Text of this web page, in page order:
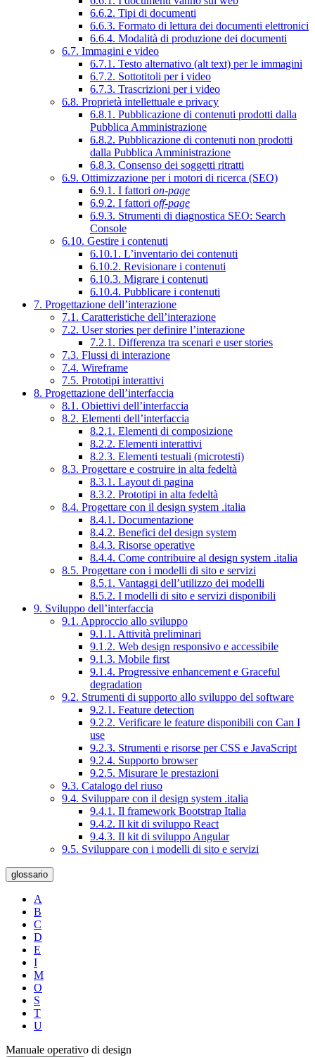
6.6.2. Tipi di documenti
6.6.3. Formato di lettura dei documenti elettronici
6.6.4. Modalità di produzione dei documenti
6.7. Immagini e video
6.7.1. Testo alternativo (alt text) per le immagini
6.7.2. Sottotitoli per i video
6.7.3. Trascrizioni per i video
6.8. Proprietà intellettuale e privacy
6.8.1. Pubblicazione di contenuti prodotti dalla
Pubblica Amministrazione
6.8.2. Pubblicazione di contenuti non prodotti
dalla Pubblica Amministrazione
6.8.3. Consenso dei soggetti ritratti
6.9. Ottimizzazione per i motori di ricerca (SEO)
6.9.1. I fattori on-page
6.9.2. I fattori off-page
6.9.3. Strumenti di diagnostica SEO: Search
Console
6.10. Gestire i contenuti
6.10.1. L’inventario dei contenuti
6.10.2. Revisionare i contenuti
6.10.3. Migrare i contenuti
6.10.4. Pubblicare i contenuti
7. Progettazione dell’interazione
7.1. Caratteristiche dell’interazione
7.2. User stories per definire l’interazione
7.2.1. Differenza tra scenari e user stories
7.3. Flussi di interazione
7.4. Wireframe
7.5. Prototipi interattivi
8. Progettazione dell’interfaccia
8.1. Obiettivi dell’interfaccia
8.2. Elementi dell’interfaccia
8.2.1. Elementi di composizione
8.2.2. Elementi interattivi
8.2.3. Elementi testuali (microtesti)
8.3. Progettare e costruire in alta fedeltà
8.3.1. Layout di pagina
8.3.2. Prototipi in alta fedeltà
8.4. Progettare con il design system .italia
8.4.1. Documentazione
8.4.2. Benefici del design system
8.4.3. Risorse operative
8.4.4. Come contribuire al design system .italia
8.5. Progettare con i modelli di sito e servizi
8.5.1. Vantaggi dell’utilizzo dei modelli
8.5.2. I modelli di sito e servizi disponibili
9. Sviluppo dell’interfaccia
9.1. Approccio allo sviluppo
9.1.1. Attività preliminari
9.1.2. Web design responsivo e accessibile
9.1.3. Mobile first
9.1.4. Progressive enhancement e Graceful
degradation
9.2. Strumenti di supporto allo sviluppo del software
9.2.1. Feature detection
9.2.2. Verificare le feature disponibili con Can I
use
9.2.3. Strumenti e risorse per CSS e JavaScript
9.2.4. Supporto browser
9.2.5. Misurare le prestazioni
9.3. Catalogo del riuso
9.4. Sviluppare con il design system .italia
9.4.1. Il framework Bootstrap Italia
9.4.2. Il kit di sviluppo React
9.4.3. Il kit di sviluppo Angular
9.5. Sviluppare con i modelli di sito e servizi
glossario
A
B
C
D
E
I
M
O
S
T
U
Manuale operativo di design